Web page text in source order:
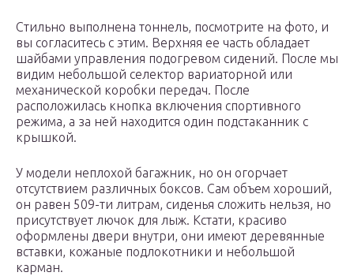
Стильно выполнена тоннель, посмотрите на фото, и
вы согласитесь с этим. Верхняя ее часть обладает
шайбами управления подогревом сидений. После мы
видим небольшой селектор вариаторной или
механической коробки передач. После
расположилась кнопка включения спортивного
режима, а за ней находится один подстаканник с
крышкой.
У модели неплохой багажник, но он огорчает
отсутствием различных боксов. Сам объем хороший,
он равен 509-ти литрам, сиденья сложить нельзя, но
присутствует лючок для лыж. Кстати, красиво
оформлены двери внутри, они имеют деревянные
вставки, кожаные подлокотники и небольшой
карман.